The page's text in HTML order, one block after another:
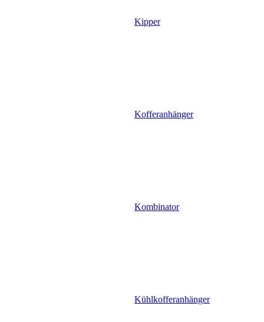
Kipper
Kofferanhänger
Kombinator
Kühlkofferanhänger